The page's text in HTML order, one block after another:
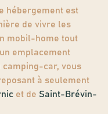
hébergement est
de vivre les
mobil-home tout
emplacement
camping-car, vous
à seulement
et de Saint-Brévin-